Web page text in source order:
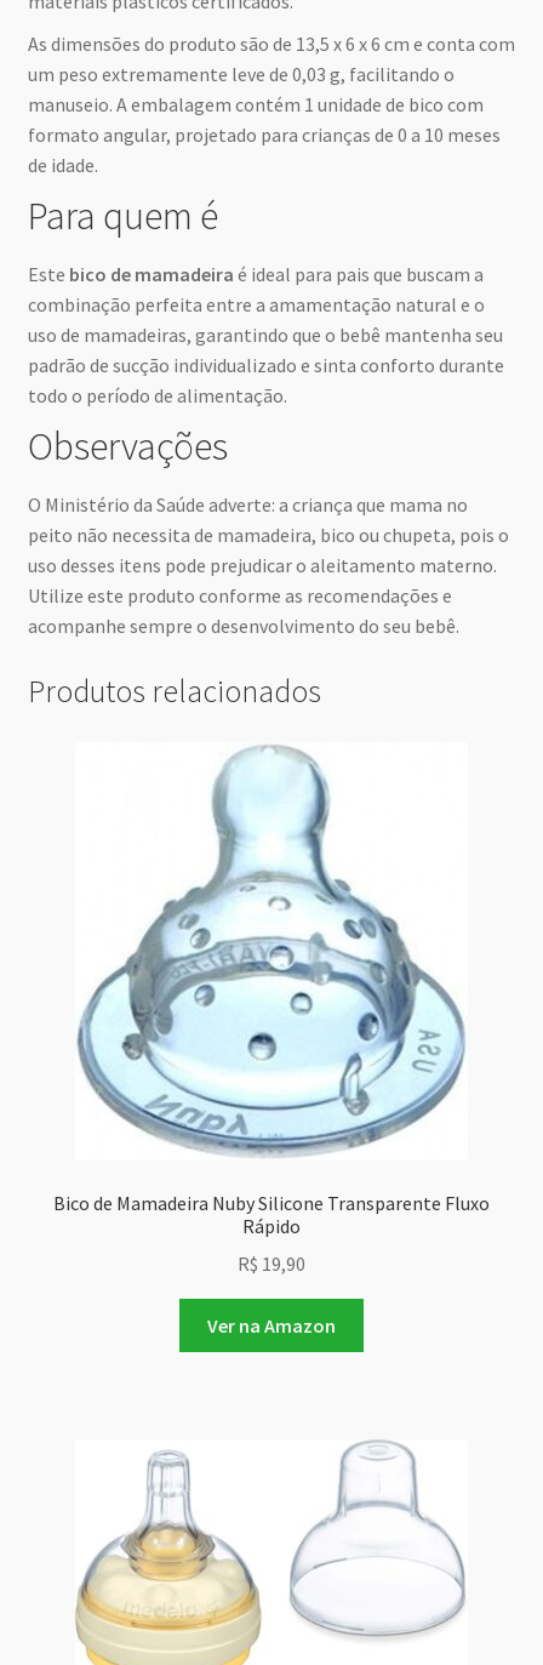
As dimensões do produto são de 13,5 x 6 x 6 cm e conta com
um peso extremamente leve de 0,03 g, facilitando o
manuseio. A embalagem contém 1 unidade de bico com
formato angular, projetado para crianças de 0 a 10 meses
de idade.
Para quem é
Este bico de mamadeira é ideal para pais que buscam a
combinação perfeita entre a amamentação natural e o
uso de mamadeiras, garantindo que o bebê mantenha seu
padrão de sucção individualizado e sinta conforto durante
todo o período de alimentação.
Observações
O Ministério da Saúde adverte: a criança que mama no
peito não necessita de mamadeira, bico ou chupeta, pois o
uso desses itens pode prejudicar o aleitamento materno.
Utilize este produto conforme as recomendações e
acompanhe sempre o desenvolvimento do seu bebê.
Produtos relacionados
Bico de Mamadeira Nuby Silicone Transparente Fluxo
Rápido
R$ 19,90
Ver na Amazon